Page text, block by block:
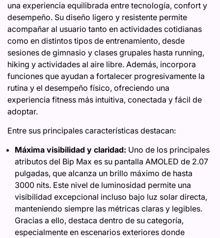
una experiencia equilibrada entre tecnología, confort y
desempeño. Su diseño ligero y resistente permite
acompañar al usuario tanto en actividades cotidianas
como en distintos tipos de entrenamiento, desde
sesiones de gimnasio y clases grupales hasta running,
hiking y actividades al aire libre. Además, incorpora
funciones que ayudan a fortalecer progresivamente la
rutina y el desempeño físico, ofreciendo una
experiencia fitness más intuitiva, conectada y fácil de
adoptar.
Entre sus principales características destacan:
Máxima visibilidad y claridad: Uno de los principales
atributos del Bip Max es su pantalla AMOLED de 2.07
pulgadas, que alcanza un brillo máximo de hasta
3000 nits. Este nivel de luminosidad permite una
visibilidad excepcional incluso bajo luz solar directa,
manteniendo siempre las métricas claras y legibles.
Gracias a ello, destaca dentro de su categoría,
especialmente en escenarios exteriores donde